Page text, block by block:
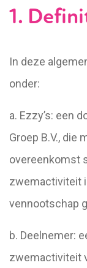
1.
In deze
onder:
a. Ezzy’s: een
Groep B.V., die
overeenkomst
zwemactiviteit
vennootschap
b. Deelnemer:
zwemactiviteit